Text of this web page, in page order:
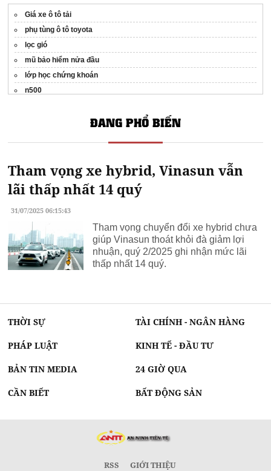
Giá xe ô tô tải
phụ tùng ô tô toyota
lọc gió
mũ bảo hiểm nửa đầu
lớp học chứng khoán
n500
ĐANG PHỔ BIẾN
Tham vọng xe hybrid, Vinasun vẫn
lãi thấp nhất 14 quý
31/07/2025 06:15:43
Tham vọng chuyển đổi xe hybrid chưa
giúp Vinasun thoát khỏi đà giảm lợi
nhuận, quý 2/2025 ghi nhận mức lãi
thấp nhất 14 quý.
THỜI SỰ TÀI CHÍNH - NGÂN HÀNG
PHÁP LUẬT KINH TẾ - ĐẦU TƯ
BẢN TIN MEDIA 24 GIỜ QUA
CẦN BIẾT BẤT ĐỘNG SẢN
RSS GIỚI THIỆU